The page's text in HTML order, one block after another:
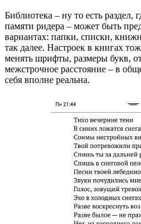
Библиотека – ну то есть раздел,
памяти ридера – может быть
вариантах: папки, списки,
так далее. Настроек в книгах
менять шрифты, размеры букв,
межстрочное расстояние – в
себя вполне реальна.